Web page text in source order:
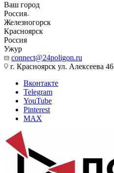
Ваш город
Россия
Железногорск
Красноярск
Россия
Ужур
connect@24poligon.ru
г. Красноярск ул. Алексеева 46
Вконтакте
Telegram
YouTube
Pinterest
MAX